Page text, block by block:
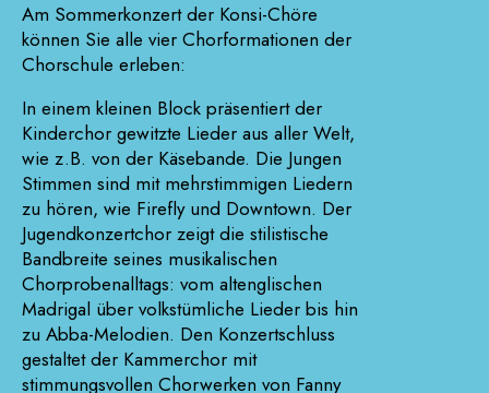
Am Sommerkonzert der Konsi-Chöre
können Sie alle vier Chorformationen der
Chorschule erleben:
In einem kleinen Block präsentiert der
Kinderchor gewitzte Lieder aus aller Welt,
wie z.B. von der Käsebande. Die Jungen
Stimmen sind mit mehrstimmigen Liedern
zu hören, wie Firefly und Downtown. Der
Jugendkonzertchor zeigt die stilistische
Bandbreite seines musikalischen
Chorprobenalltags: vom altenglischen
Madrigal über volkstümliche Lieder bis hin
zu Abba-Melodien. Den Konzertschluss
gestaltet der Kammerchor mit
stimmungsvollen Chorwerken von Fanny